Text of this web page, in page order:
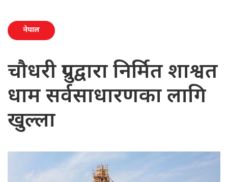
नेपाल
चौधरी ग्रुपद्वारा निर्मित शाश्वत
धाम सर्वसाधारणका लागि
खुल्ला